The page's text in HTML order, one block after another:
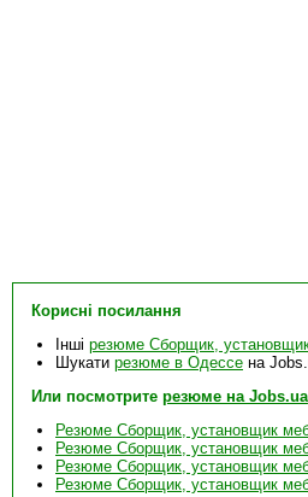
Корисні посилання
Інші резюме Сборщик,
Шукати резюме в Одессе на
Или посмотрите резюме на Jobs.ua
Резюме Сборщик, установщик
Резюме Сборщик, установщик
Резюме Сборщик, установщик
Резюме Сборщик, установщик